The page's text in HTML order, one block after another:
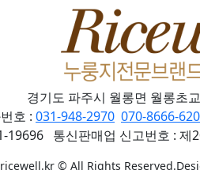
경기도 파주시 월롱면 월롱초
호 : 031-948-2970 070-8666-
19696 통신판매업 신고번호 :
ricewell.kr © All Rights